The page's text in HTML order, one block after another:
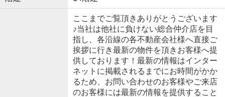
ここまでご覧頂きありがとうございます
♪当社は他社に負けない総合仲介店を目
指し、各沿線の各不動産会社様へ直接ご
挨拶に行き最新の物件を頂きお客様へ提
供しております！最新の情報はインター
ネットに掲載されるまでにお時間がかか
るため、お問い合わせのお客様やご来店
のお客様には最新の情報を提供すること